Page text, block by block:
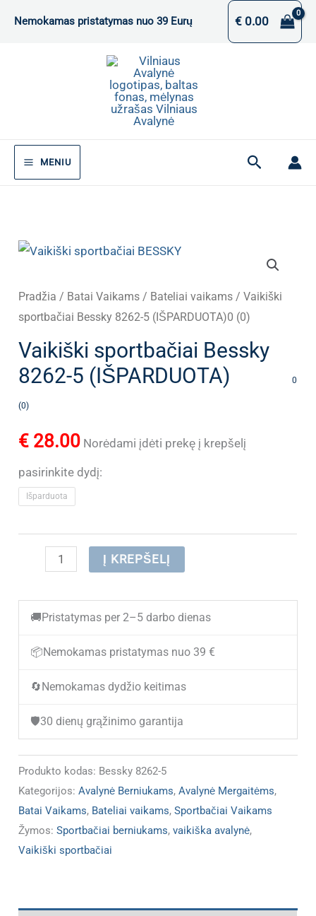
Nemokamas pristatymas nuo 39 Eurų €0.00
MENIU Paieška
Pradžia / Batai Vaikams / Bateliai vaikams / Vaikiški
sportbačiai Bessky 8262-5 (IŠPARDUOTA)0 (0)
Vaikiški sportbačiai Bessky
8262-5 (IŠPARDUOTA)
0
(0)
€ 28.00 Norėdami įdėti prekę į krepšelį
pasirinkite dydį:
Išparduota
produkto
Vaikiški
sportbačiai
Bessky
Į KREPŠELĮ
🚚 Pristatymas per 2–5 darbo dienas
📦 Nemokamas pristatymas nuo 39 €
🔄 Nemokamas dydžio keitimas
🛡️30 dienų grąžinimo garantija
Produkto kodas: Bessky 8262-5
Kategorijos:Avalynė Berniukams,Avalynė Mergaitėms,
Batai Vaikams, Bateliai vaikams,Sportbačiai Vaikams
Žymos:Sportbačiai berniukams,vaikiška avalynė,
Vaikiški sportbačiai